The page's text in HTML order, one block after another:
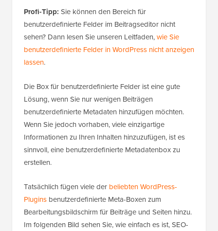
Profi-Tipp: Sie können den Bereich für
benutzerdefinierte Felder im Beitragseditor nicht
sehen? Dann lesen Sie unseren Leitfaden,wie Sie
benutzerdefinierte Felder in WordPress nicht anzeigen
lassen.
Die Box für benutzerdefinierte Felder ist eine gute
Lösung, wenn Sie nur wenigen Beiträgen
benutzerdefinierte Metadaten hinzufügen möchten.
Wenn Sie jedoch vorhaben, viele einzigartige
Informationen zu Ihren Inhalten hinzuzufügen, ist es
sinnvoll, eine benutzerdefinierte Metadatenbox zu
erstellen.
Tatsächlich fügen viele der beliebten WordPress-
Plugins benutzerdefinierte Meta-Boxen zum
Bearbeitungsbildschirm für Beiträge und Seiten hinzu.
Im folgenden Bild sehen Sie, wie einfach es ist, SEO-